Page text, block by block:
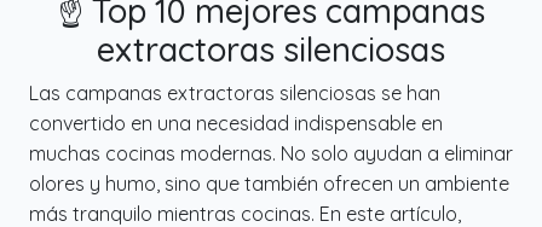
☝️ Top 10 mejores campanas
extractoras silenciosas
Las campanas extractoras silenciosas se han
convertido en una necesidad indispensable en
muchas cocinas modernas. No solo ayudan a eliminar
olores y humo, sino que también ofrecen un ambiente
más tranquilo mientras cocinas. En este artículo,